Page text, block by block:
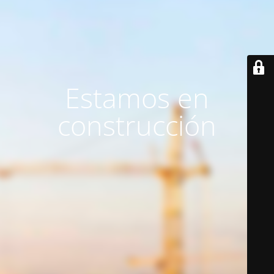
Estamos en
construcción